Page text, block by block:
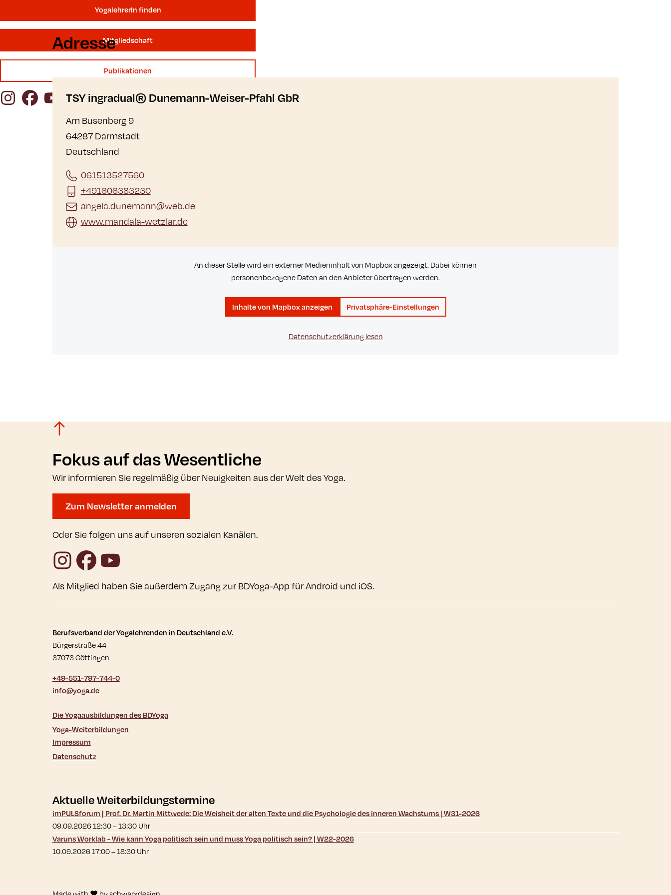
YogalehrerIn finden
Mitgliedschaft
Publikationen
InstagramFacebookYouTube
Adresse
TSY ingradual® Dunemann-Weiser-Pfahl GbR
Am Busenberg 9
64287 Darmstadt
Deutschland
061513527560
+491606383230
angela.dunemann@web.de
www.mandala-wetzlar.de
An dieser Stelle wird ein externer Medieninhalt von Mapbox angezeigt. Dabei können
personenbezogene Daten an den Anbieter übertragen werden.
Inhalte von Mapbox anzeigen Privatsphäre-Einstellungen
Datenschutzerklärung lesen
Fokus auf das Wesentliche
Wir informieren Sie regelmäßig über Neuigkeiten aus der Welt des Yoga.
Zum Newsletter anmelden
Oder Sie folgen uns auf unseren sozialen Kanälen.
InstagramFacebook
YouTube
Als Mitglied haben Sie außerdem Zugang zur BDYoga-App für Android und iOS.
Kontaktdaten und weitere Links
Berufsverband der Yogalehrenden in Deutschland e.V.
Bürgerstraße 44
37073 Göttingen
+49-551-797-744-0
info@yoga.de
Die Yogaausbildungen des BDYoga
Yoga-Weiterbildungen
Impressum
Datenschutz
Aktuelle Weiterbildungstermine
imPULSforum | Prof. Dr. Martin Mittwede: Die Weisheit der alten Texte und die Psychologie des inneren Wachstums | W31-2026
09.09.2026 12:30–13:30Uhr
Varuns Worklab - Wie kann Yoga politisch sein und muss Yoga politisch sein? | W22-2026
10.09.2026 17:00–18:30Uhr